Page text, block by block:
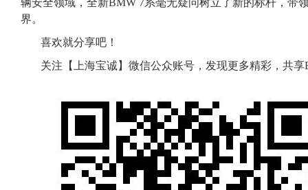
辆安全领域，全新BMW 7系毫无疑问树立了新的标杆，带
界。
喜欢就分享吧！
关注【上海宝诚】微信公众账号，发现更多精彩，共